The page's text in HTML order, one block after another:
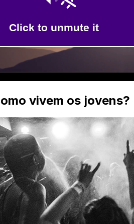
vivem os jovens?